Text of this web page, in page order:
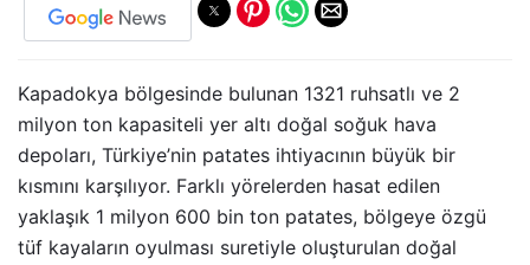
Kapadokya bölgesinde bulunan 1321 ruhsatlı ve 2
milyon ton kapasiteli yer altı doğal soğuk hava
depoları, Türkiye’nin patates ihtiyacının büyük bir
kısmını karşılıyor. Farklı yörelerden hasat edilen
yaklaşık 1 milyon 600 bin ton patates, bölgeye özgü
tüf kayaların oyulması suretiyle oluşturulan doğal